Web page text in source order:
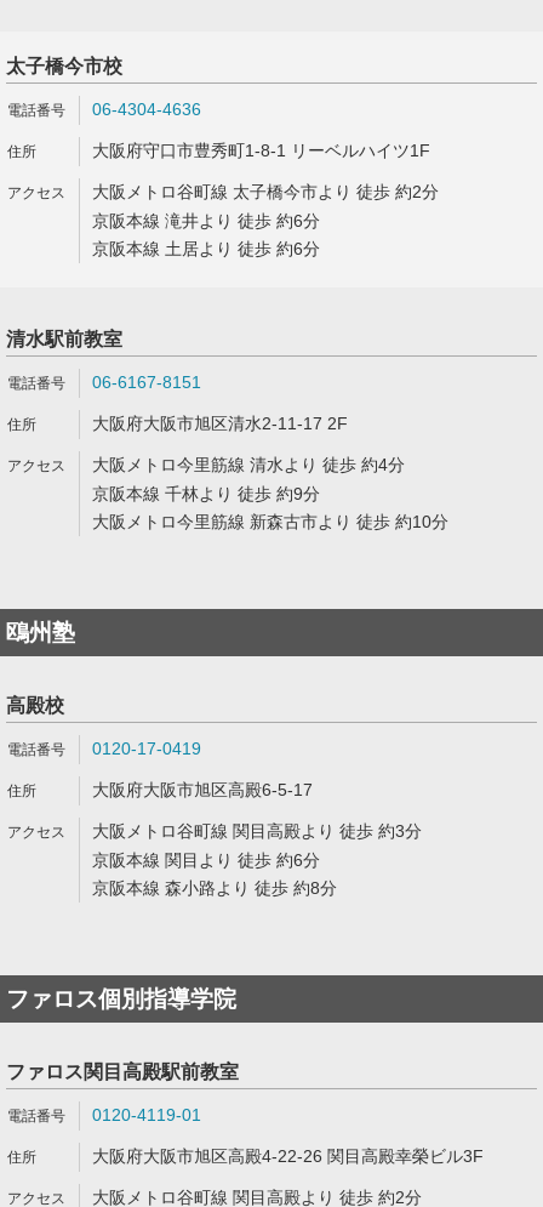
太子橋今市校
06-4304-4636
大阪府守口市豊秀町1-8-1 リーベルハイツ1F
大阪メトロ谷町線 太子橋今市より 徒歩 約2分
京阪本線 滝井より 徒歩 約6分
京阪本線 土居より 徒歩 約6分
清水駅前教室
06-6167-8151
大阪府大阪市旭区清水2-11-17 2F
大阪メトロ今里筋線 清水より 徒歩 約4分
京阪本線 千林より 徒歩 約9分
大阪メトロ今里筋線 新森古市より 徒歩 約10分
鴎州塾
高殿校
0120-17-0419
大阪府大阪市旭区高殿6-5-17
大阪メトロ谷町線 関目高殿より 徒歩 約3分
京阪本線 関目より 徒歩 約6分
京阪本線 森小路より 徒歩 約8分
ファロス個別指導学院
ファロス関目高殿駅前教室
0120-4119-01
大阪府大阪市旭区高殿4-22-26 関目高殿幸榮ビル3F
大阪メトロ谷町線 関目高殿より 徒歩 約2分